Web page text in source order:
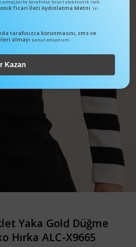
Yaka Gold Düğme
Hırka ALC-X9665
amaçlarla tarafıma ticari elektronik ileti
Ticari İleti Aydınlatma Metni 'ni
tarafınızca korunmasını, sms ve
almayı kabul ediyorum.
Kazan